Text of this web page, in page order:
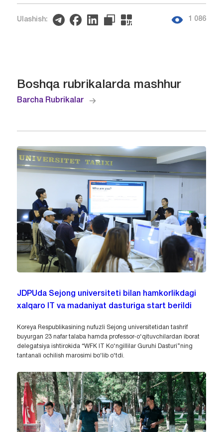
Ulashish: 1 086
Boshqa rubrikalarda mashhur
Barcha Rubrikalar
JDPUda Sejong universiteti bilan hamkorlikdagi
xalqaro IT va madaniyat dasturiga start berildi
Koreya Respublikasining nufuzli Sejong universitetidan tashrif
buyurgan 23 nafar talaba hamda professor-o‘qituvchilardan iborat
delegatsiya ishtirokida “WFK IT Ko‘ngillilar Guruhi Dasturi”ning
tantanali ochilish marosimi bo‘lib o‘tdi.